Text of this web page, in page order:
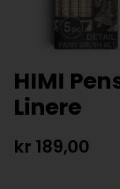
HIMI
Linere
kr 189,00